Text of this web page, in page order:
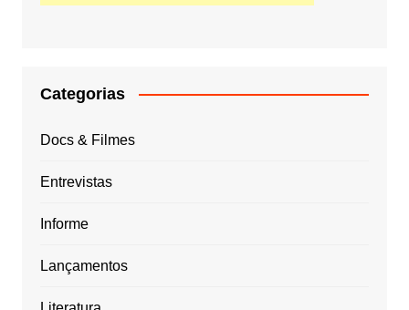
Categorias
Docs & Filmes
Entrevistas
Informe
Lançamentos